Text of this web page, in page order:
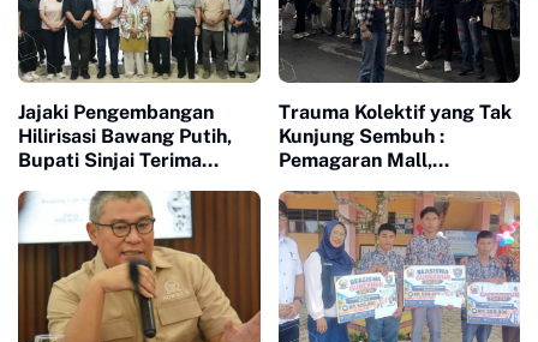
Jajaki Pengembangan
Hilirisasi Bawang Putih,
Bupati Sinjai Terima
Trauma Kolektif yang Tak
Kunjung Sembuh :
Pemagaran Mall,
dan Memori Kelam 1998